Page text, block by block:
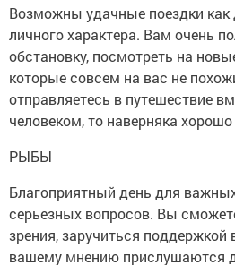
Возможны удачные поездки как
личного характера. Вам очень
обстановку, посмотреть на
которые совсем на вас не
отправляетесь в путешествие
человеком, то наверняка
РЫБЫ
Благоприятный день для
серьезных вопросов. Вы
зрения, заручиться
вашему мнению прислушаются